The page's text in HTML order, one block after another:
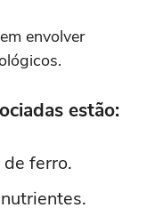
envolver
estão:
ferro.